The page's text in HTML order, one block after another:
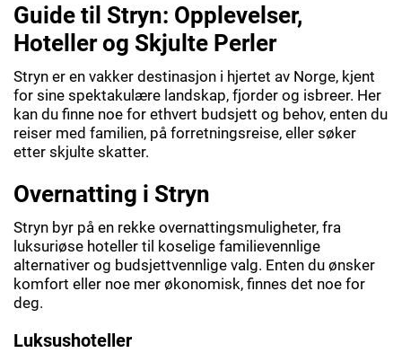
Guide til Stryn: Opplevelser,
Hoteller og Skjulte Perler
Stryn er en vakker destinasjon i hjertet av Norge, kjent
for sine spektakulære landskap, fjorder og isbreer. Her
kan du finne noe for ethvert budsjett og behov, enten du
reiser med familien, på forretningsreise, eller søker
etter skjulte skatter.
Overnatting i Stryn
Stryn byr på en rekke overnattingsmuligheter, fra
luksuriøse hoteller til koselige familievennlige
alternativer og budsjettvennlige valg. Enten du ønsker
komfort eller noe mer økonomisk, finnes det noe for
deg.
Luksushoteller